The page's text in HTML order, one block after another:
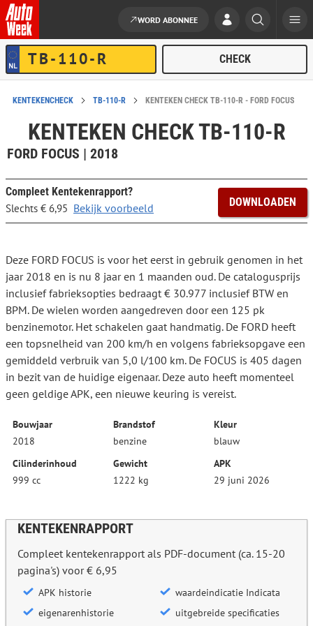
Ga naar de inhoud
WORD ABONNEE
KENTEKENCHECK TB-110-R KENTEKEN CHECK TB-110-R - FORD FOCUS
KENTEKEN CHECK TB-110-R
FORD FOCUS | 2018
Compleet Kentekenrapport?
Slechts € 6,95 Bekijk voorbeeld DOWNLOADEN
Deze FORD FOCUS is voor het eerst in gebruik genomen in het
jaar 2018 en is nu 8 jaar en 1 maanden oud. De catalogusprijs
inclusief fabrieksopties bedraagt € 30.977 inclusief BTW en
BPM. De wielen worden aangedreven door een 125 pk
benzinemotor. Het schakelen gaat handmatig. De FORD heeft
een topsnelheid van 200 km/h en volgens fabrieksopgave een
gemiddeld verbruik van 5,0 l/100 km. De FOCUS is 405 dagen
in bezit van de huidige eigenaar. Deze auto heeft momenteel
geen geldige APK, een nieuwe keuring is vereist.
Bouwjaar
2018
Brandstof
benzine
Kleur
blauw
Cilinderinhoud
999 cc
Gewicht
1222 kg
APK
29 juni 2026
KENTEKENRAPPORT
Compleet kentekenrapport als PDF-document (ca. 15-20
pagina's) voor € 6,95
APK historie
eigenarenhistorie
waardeindicatie Indicata
uitgebreide specificaties